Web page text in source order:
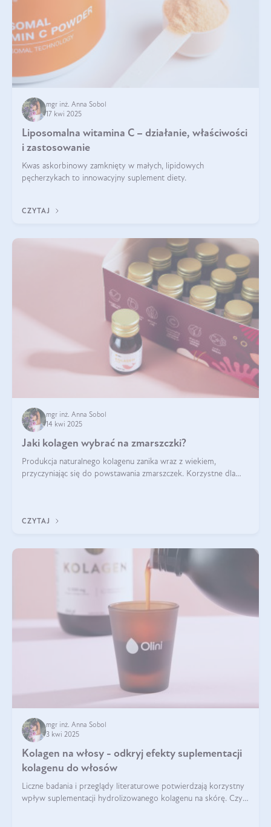
mgr inż. Anna Sobol
17 kwi 2025
Liposomalna witamina C – działanie, właściwości
i zastosowanie
Kwas askorbinowy zamknięty w małych, lipidowych
pęcherzykach to innowacyjny suplement diety.
CZYTAJ
mgr inż. Anna Sobol
14 kwi 2025
Jaki kolagen wybrać na zmarszczki?
Produkcja naturalnego kolagenu zanika wraz z wiekiem,
przyczyniając się do powstawania zmarszczek. Korzystne dla
CZYTAJ
mgr inż. Anna Sobol
3 kwi 2025
Kolagen na włosy - odkryj efekty suplementacji
kolagenu do włosów
Liczne badania i przeglądy literaturowe potwierdzają korzystny
wpływ suplementacji hydrolizowanego kolagenu na skórę. Czy